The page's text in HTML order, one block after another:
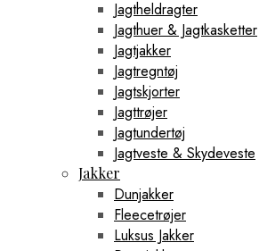
Jagtheldragter
Jagthuer & Jagtkasketter
Jagtjakker
Jagtregntøj
Jagtskjorter
Jagttrøjer
Jagtundertøj
Jagtveste & Skydeveste
Jakker
Dunjakker
Fleecetrøjer
Luksus Jakker